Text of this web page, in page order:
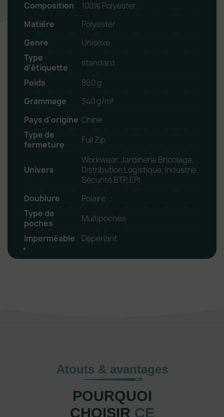
Composition
100% Polyester
Matière
Polyester
Genre
Unisexe
Type
d'étiquette
standard
Poids
860 g
Grammage
340 g/m²
Pays d'origine Chine
Type de
fermeture
Full Zip
Univers
Workwear, Jardinerie Bricolage,
Distribution Logistique, Industrie
Sécurité BTP, EPI
Doublure
Polaire
Type de
poches
Multipoches
Imperméable
Déperlant
Atouts & avantages
POURQUOI
CHOISIR CE